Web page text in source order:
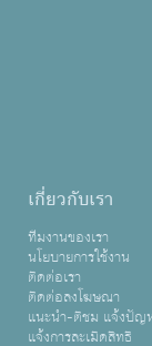
เกี่ยวกับเรา
ทีมงานของเรา
นโยบายการใช้งาน
ติดต่อเรา
ติดต่อลงโฆษณา
แนะนำ-ติชม แจ้งปัญ
แจ้งการละเมิดสิทธิ